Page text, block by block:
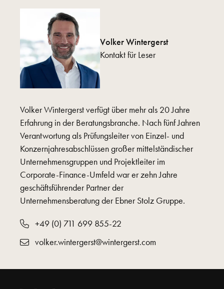
Volker Wintergerst
Kontakt für Leser
Volker Wintergerst verfügt über mehr als 20 Jahre
Erfahrung in der Beratungsbranche. Nach fünf Jahren
Verantwortung als Prüfungsleiter von Einzel- und
Konzernjahresabschlüssen großer mittelständischer
Unternehmensgruppen und Projektleiter im
Corporate-Finance-Umfeld war er zehn Jahre
geschäftsführender Partner der
Unternehmensberatung der Ebner Stolz Gruppe.
+49 (0) 711 699 855-22
volker.wintergerst@wintergerst.com